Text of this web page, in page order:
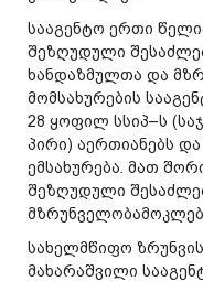
სააგენტო ერთი
შეზღუდული
ხანდაზმულთა და
მომსახურების
28 ყოფილ სსიპ–ს
პირი) აერთიანებს
ემსახურება. მათ
შეზღუდული
სახელმწიფო
მახარაშვილი